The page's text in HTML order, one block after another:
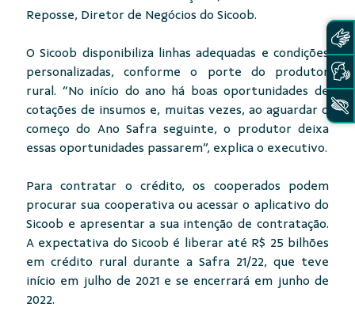
Reposse, Diretor de Negócios do Sicoob.
O Sicoob disponibiliza linhas adequadas e condições
personalizadas, conforme o porte do produtor
rural. “No início do ano há boas oportunidades de
cotações de insumos e, muitas vezes, ao aguardar o
começo do Ano Safra seguinte, o produtor deixa
essas oportunidades passarem”, explica o executivo.
Para contratar o crédito, os cooperados podem
procurar sua cooperativa ou acessar o aplicativo do
Sicoob e apresentar a sua intenção de contratação.
A expectativa do Sicoob é liberar até R$ 25 bilhões
em crédito rural durante a Safra 21/22, que teve
início em julho de 2021 e se encerrará em junho de
2022.